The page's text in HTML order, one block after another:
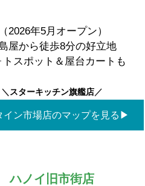
2026年5月オープン）
屋から徒歩8分の好立地
スポット＆屋台カートも
＼ スターキッチン旗艦店／
イン市場店のマップを見る▶
ハノイ旧市街店